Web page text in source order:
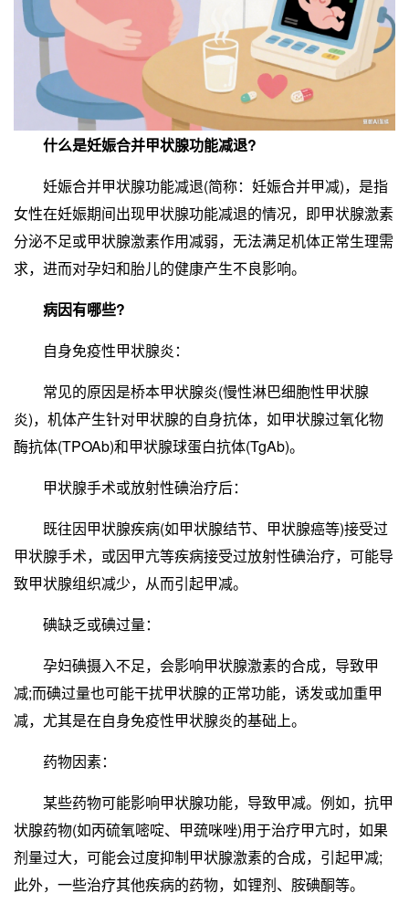
什么是妊娠合并甲状腺功能减退?
妊娠合并甲状腺功能减退(简称：妊娠合并甲减)，是指
女性在妊娠期间出现甲状腺功能减退的情况，即甲状腺激素
分泌不足或甲状腺激素作用减弱，无法满足机体正常生理需
求，进而对孕妇和胎儿的健康产生不良影响。
病因有哪些?
自身免疫性甲状腺炎：
常见的原因是桥本甲状腺炎(慢性淋巴细胞性甲状腺
炎)，机体产生针对甲状腺的自身抗体，如甲状腺过氧化物
酶抗体(TPOAb)和甲状腺球蛋白抗体(TgAb)。
甲状腺手术或放射性碘治疗后：
既往因甲状腺疾病(如甲状腺结节、甲状腺癌等)接受过
甲状腺手术，或因甲亢等疾病接受过放射性碘治疗，可能导
致甲状腺组织减少，从而引起甲减。
碘缺乏或碘过量：
孕妇碘摄入不足，会影响甲状腺激素的合成，导致甲
减;而碘过量也可能干扰甲状腺的正常功能，诱发或加重甲
减，尤其是在自身免疫性甲状腺炎的基础上。
药物因素：
某些药物可能影响甲状腺功能，导致甲减。例如，抗甲
状腺药物(如丙硫氧嘧啶、甲巯咪唑)用于治疗甲亢时，如果
剂量过大，可能会过度抑制甲状腺激素的合成，引起甲减;
此外，一些治疗其他疾病的药物，如锂剂、胺碘酮等。